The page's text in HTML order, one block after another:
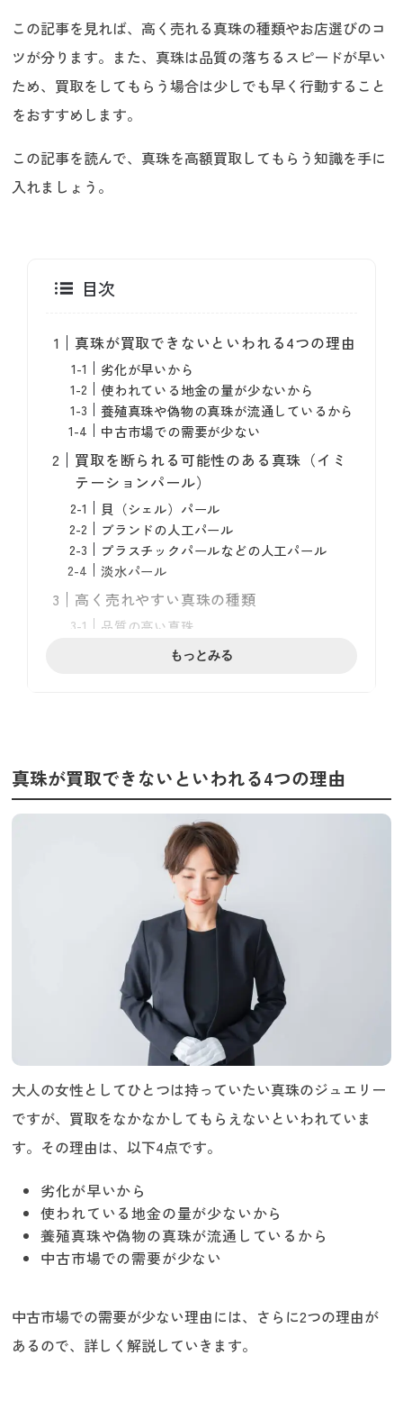
この記事を見れば、高く売れる真珠の種類やお店選びのコ
ツが分ります。また、真珠は品質の落ちるスピードが早い
ため、買取をしてもらう場合は少しでも早く行動すること
をおすすめします。
この記事を読んで、真珠を高額買取してもらう知識を手に
入れましょう。
目次
真珠が買取できないといわれる4つの理由
劣化が早いから
使われている地金の量が少ないから
養殖真珠や偽物の真珠が流通しているから
中古市場での需要が少ない
買取を断られる可能性のある真珠（イミ
テーションパール）
貝（シェル）パール
ブランドの人工パール
プラスチックパールなどの人工パール
淡水パール
高く売れやすい真珠の種類
品質の高い真珠
ブランドパール
ブランド付属品や鑑別書、保証書を用意す
日頃からメンテナンスを欠かさない
買取前にキレイにする
複数業者の査定額を比較する
定期的にネックレスの糸を交換する
真珠を高額買取してもらうためのお店選
びのコツ
専門的な知識を持った査定士がいる
真珠の買取実績がある
販売ルートが確保されている
真珠の買取なら「うるココ」にお任せく
ださい！
もっとみる
真珠が買取できないといわれる4つの理由
大人の女性としてひとつは持っていたい真珠のジュエリー
ですが、買取をなかなかしてもらえないといわれていま
す。その理由は、以下4点です。
劣化が早いから
使われている地金の量が少ないから
養殖真珠や偽物の真珠が流通しているから
中古市場での需要が少ない
中古市場での需要が少ない理由には、さらに2つの理由が
あるので、詳しく解説していきます。